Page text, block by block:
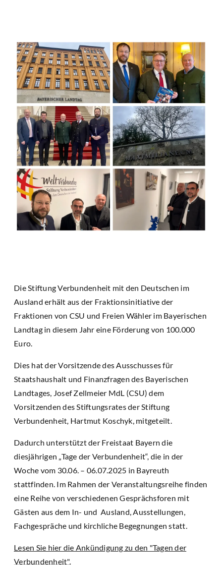
Die Stiftung Verbundenheit mit den Deutschen im
Ausland erhält aus der Fraktionsinitiative der
Fraktionen von CSU und Freien Wähler im Bayerischen
Landtag in diesem Jahr eine Förderung von 100.000
Euro.
Dies hat der Vorsitzende des Ausschusses für
Staatshaushalt und Finanzfragen des Bayerischen
Landtages, Josef Zellmeier MdL (CSU) dem
Vorsitzenden des Stiftungsrates der Stiftung
Verbundenheit, Hartmut Koschyk, mitgeteilt.
Dadurch unterstützt der Freistaat Bayern die
diesjährigen „Tage der Verbundenheit“, die in der
Woche vom 30.06. – 06.07.2025 in Bayreuth
stattfinden. Im Rahmen der Veranstaltungsreihe finden
eine Reihe von verschiedenen Gesprächsforen mit
Gästen aus dem In- und Ausland, Ausstellungen,
Fachgespräche und kirchliche Begegnungen statt.
Lesen Sie hier die Ankündigung zu den "Tagen der
Verbundenheit".